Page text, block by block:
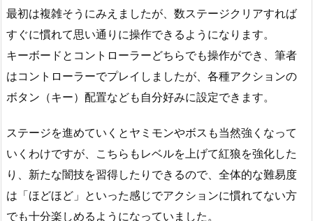
最初は複雑そうにみえましたが、数ステージクリアすれば
すぐに慣れて思い通りに操作できるようになります。
キーボードとコントローラーどちらでも操作ができ、筆者
はコントローラーでプレイしましたが、各種アクションの
ボタン（キー）配置なども自分好みに設定できます。
ステージを進めていくとヤミモンやボスも当然強くなって
いくわけですが、こちらもレベルを上げて紅狼を強化した
り、新たな闇技を習得したりできるので、全体的な難易度
は「ほどほど」といった感じでアクションに慣れてない方
でも十分楽しめるようになっていました。